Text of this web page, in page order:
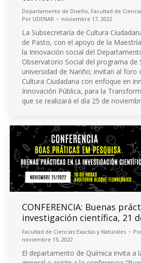
Departamento de Diseño, Facultad de
Por UDENAR noviembre 17, 2022
La Subsecretaría de Cultura
de Pasto, con el apoyo de la
la Innovación social del
Observatorio Social del programa de
universidad de Nariño; invitan al foro
Cultura Ciudadana con enfoque en
Innovación Pública, para la
que se realizará el día 25 de
CONFERENCIA: Buenas
investigación científica, 21
Facultad de Ciencias Exactas y Naturales
noviembre 15, 2022
El departamento de Química invita a